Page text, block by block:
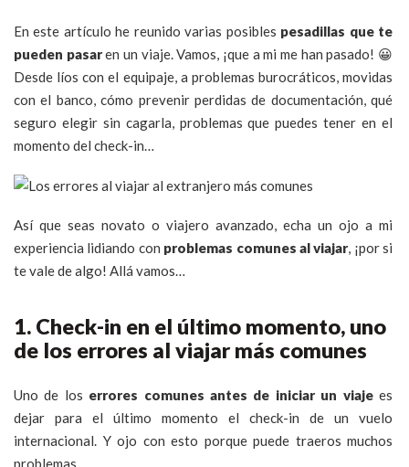
En este artículo he reunido varias posibles pesadillas que te
pueden pasaren un viaje. Vamos, ¡que a mi me han pasado! 😀
Desde líos con el equipaje, a problemas burocráticos, movidas
con el banco, cómo prevenir perdidas de documentación, qué
seguro elegir sin cagarla, problemas que puedes tener en el
momento del check-in…
Así que seas novato o viajero avanzado, echa un ojo a mi
experiencia lidiando con problemas comunes al viajar, ¡por si
te vale de algo! Allá vamos…
1. Check-in en el último momento, uno
de los errores al viajar más comunes
Uno de los errores comunes antes de iniciar un viajees
dejar para el último momento el check-in de un vuelo
internacional. Y ojo con esto porque puede traeros muchos
problemas.